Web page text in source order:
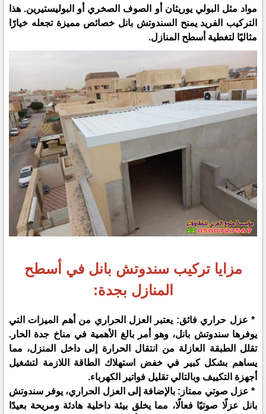
مواد مثل البولي يوريثان أو الصوف الصخري أو البوليستيرين. هذا
التركيب الفريد يمنح السندوتش بانل خصائص مميزة تجعله خيارًا
مثاليًا لتغطية أسطح المنازل.
مزايا تركيب سندوتش بانل في أسطح
المنازل بجدة:
* عزل حراري فائق: يعتبر العزل الحراري من أهم الميزات التي
يوفرها سندوتش بانل، وهو أمر بالغ الأهمية في مناخ جدة الحار.
تقلل الطبقة العازلة من انتقال الحرارة إلى داخل المنزل، مما
يساهم بشكل كبير في خفض استهلاك الطاقة اللازمة لتشغيل
أجهزة التكييف وبالتالي تقليل فواتير الكهرباء.
* عزل صوتي ممتاز: بالإضافة إلى العزل الحراري، يوفر سندوتش
بانل عزلًا صوتيًا فعالًا، مما يخلق بيئة داخلية هادئة ومريحة بعيدًا